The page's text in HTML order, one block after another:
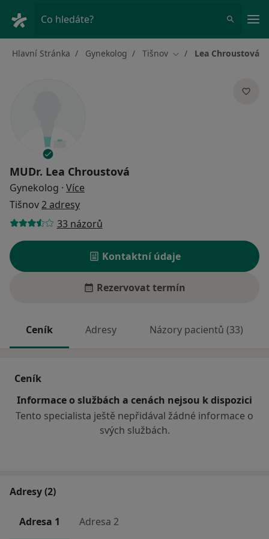
Co hledáte?
Hlavní Stránka Gynekolog Tišnov Změna města
Lea Chroustová
MUDr. Lea Chroustová
Gynekolog · Více
Tišnov2 adresy
33 názorů
Kontaktní údaje
Rezervovat termín
Ceník Adresy Názory pacientů (33)
Ceník
Informace o službách a cenách nejsou k dispozici
Tento specialista ještě nepřidával žádné informace o
svých službách.
Adresy (2)
Adresa 1 Adresa 2